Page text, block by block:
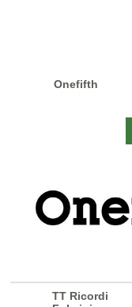
Onefifth
TT Ricordi